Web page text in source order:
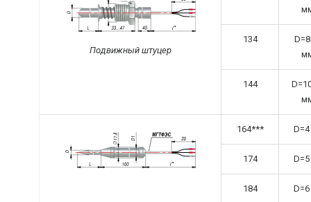
Подвижный штуцер
134
144
164***
174
184